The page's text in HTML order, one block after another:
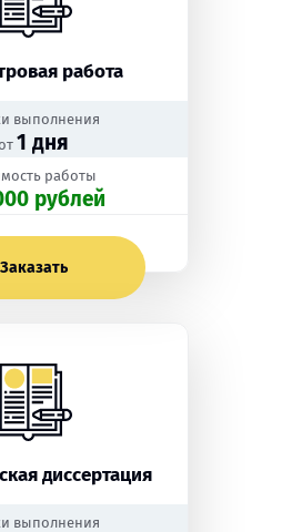
работа
выполнения
1 дня
работы
рублей
Заказать
диссертация
выполнения